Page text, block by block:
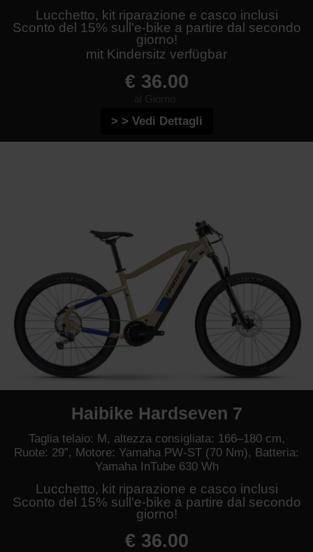
Lucchetto, kit riparazione e casco inclusi
Sconto del 15% sull'e-bike a partire dal secondo
giorno!
mit Kindersitz verfügbar
€ 36.00
> > Vedi Dettagli
Haibike Hardseven 7
Taglia telaio: M, altezza consigliata: 166–180 cm,
Ruote: 29”, Motore: Yamaha PW-ST (70 Nm), Batteria:
Yamaha InTube 630 Wh
Lucchetto, kit riparazione e casco inclusi
Sconto del 15% sull'e-bike a partire dal secondo
giorno!
€ 36.00